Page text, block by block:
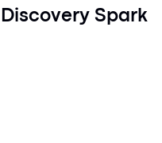
Discovery Spark